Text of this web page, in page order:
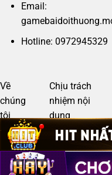
Email:
Hotline: 0972945329
Về
chúng
tôi
Chịu trách
nhiệm nội
dung
Copyright 2026